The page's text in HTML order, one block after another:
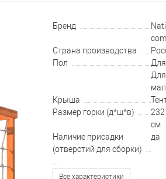
Бренд
Страна производства
Пол
Для
Крыша
Размер горки (д*ш*в)
232
см
Наличие присадки
(отверстий для сборки)
да
Все характеристики